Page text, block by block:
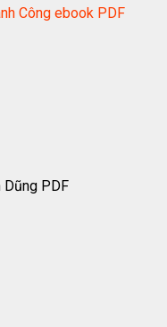
Công ebook PDF
Dũng PDF